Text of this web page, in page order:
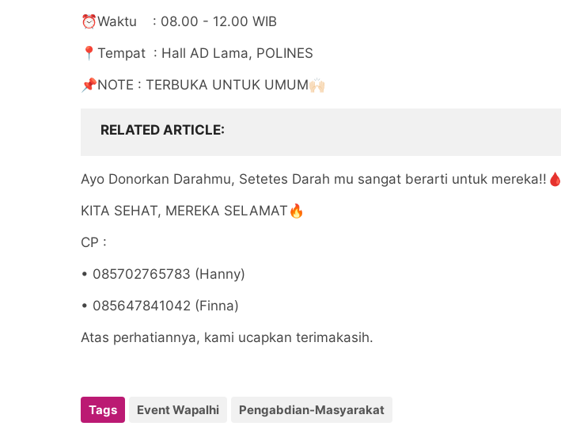
⏰Waktu : 08.00 - 12.00 WIB
📍Tempat : Hall AD Lama, POLINES
📌NOTE : TERBUKA UNTUK UMUM🙌🏻
RELATED ARTICLE
Ayo Donorkan Darahmu, Setetes Darah mu sangat berarti untuk mereka!!🩸
KITA SEHAT, MEREKA SELAMAT🔥
CP :
• 085702765783 (Hanny)
• 085647841042 (Finna)
Atas perhatiannya, kami ucapkan terimakasih.
Tags Event Wapalhi Pengabdian-Masyarakat